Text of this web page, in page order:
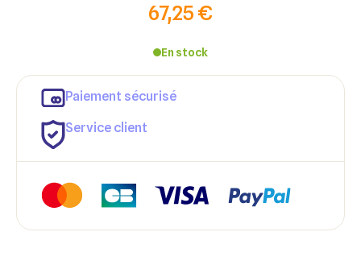
67,25 €
En stock
Paiement sécurisé
Service client